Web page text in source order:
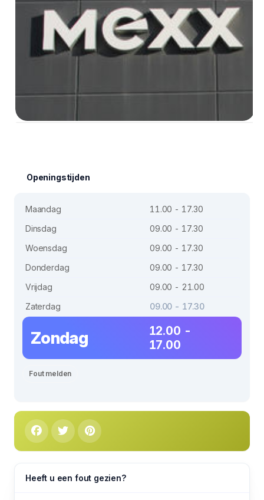
Openingstijden
Maandag
11.00 - 17.30
Dinsdag
09.00 - 17.30
Woensdag
09.00 - 17.30
Donderdag
09.00 - 17.30
Vrijdag
09.00 - 21.00
Zaterdag
09.00 - 17.30
Zondag
12.00 -
17.00
Fout melden
Heeft u een fout gezien?